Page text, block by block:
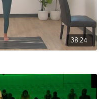
38:24